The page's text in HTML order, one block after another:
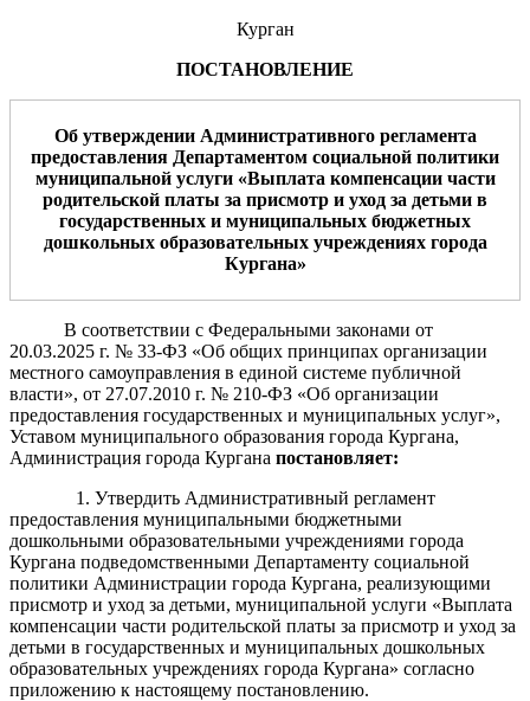
Курган
ПОСТАНОВЛЕНИЕ
Об утверждении Административного регламента
предоставления Департаментом социальной политики
муниципальной услуги«Выплата компенсации части
родительской платы за присмотр и уход за детьми в
государственных и муниципальных бюджетных
дошкольных образовательных учреждениях города
Кургана»
В соответствии с Федеральными законами от
20.03.2025 г. № 33-ФЗ «Об общих принципах организации
местного самоуправления в единой системе публичной
власти», от 27.07.2010 г. № 210-ФЗ «Об организации
предоставления государственных и муниципальных услуг»,
Уставом муниципального образования города Кургана,
Администрация города Кургана постановляет:
1. Утвердить Административный регламент
предоставления муниципальными бюджетными
дошкольными образовательными учреждениями города
Кургана подведомственными Департаменту социальной
политики Администрации города Кургана, реализующими
присмотр и уход за детьми, муниципальной услуги «Выплата
компенсации части родительской платы за присмотр и уход за
детьми в государственных и муниципальных дошкольных
образовательных учреждениях города Кургана» согласно
приложению к настоящему постановлению.